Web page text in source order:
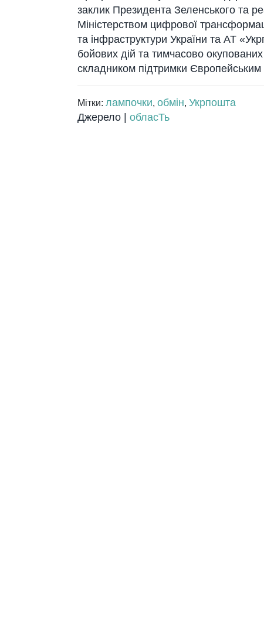
заклик Президента Зеленського та
Міністерством цифрової
та інфраструктури України та АТ
бойових дій та тимчасово
складником підтримки Європейським
Мітки: лампочки, обмін, Укрпошта
Джерело | обласТь